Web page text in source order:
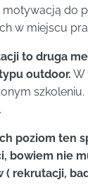
motywacją do
w miejscu
to druga
outdoor. W
poziom ten
bowiem nie
( rekrutacji,